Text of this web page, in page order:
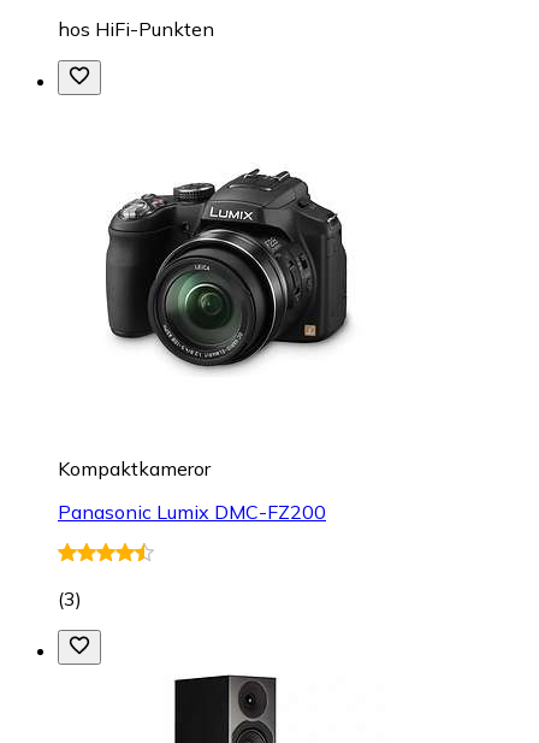
hos HiFi-Punkten
Kompaktkameror
Panasonic Lumix DMC-FZ200
(3)